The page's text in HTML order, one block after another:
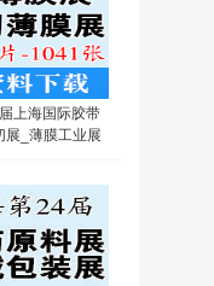
上海国际胶带
展_薄膜工业展